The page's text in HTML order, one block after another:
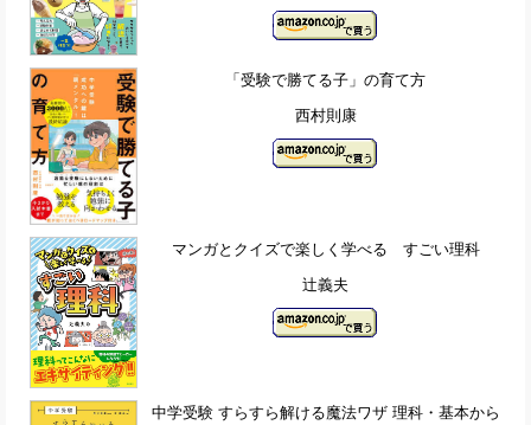
「受験で勝てる子」の育て方
西村則康
マンガとクイズで楽しく学べる すごい理科
辻義夫
中学受験 すらすら解ける魔法ワザ 理科・基本から